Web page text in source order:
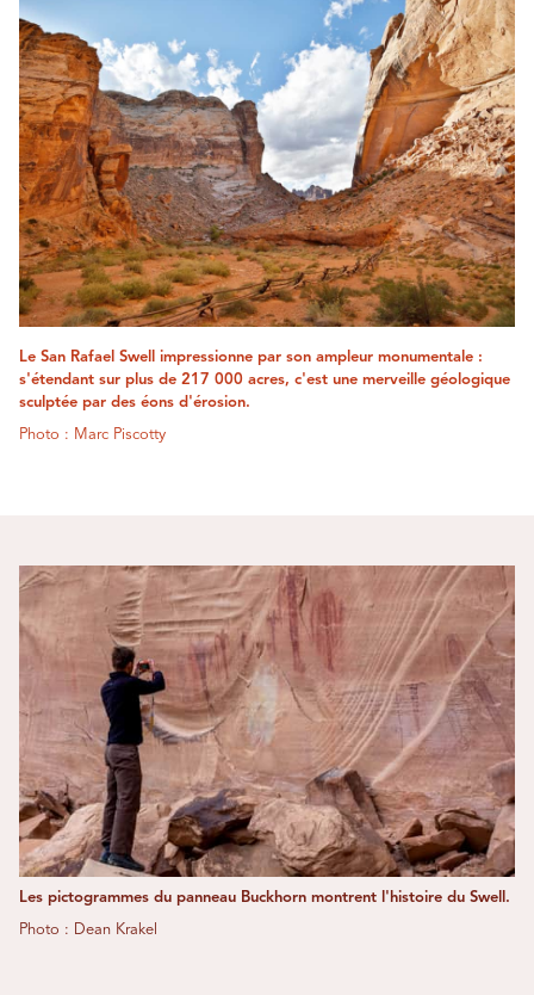
Le San Rafael Swell impressionne par son ampleur monumentale :
s'étendant sur plus de 217 000 acres, c'est une merveille géologique
sculptée par des éons d'érosion.
Photo : Marc Piscotty
Les pictogrammes du panneau Buckhorn montrent l'histoire du Swell.
Photo : Dean Krakel